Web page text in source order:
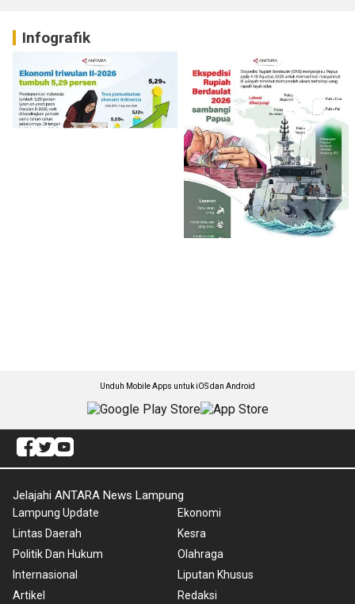
Infografik
Unduh Mobile Apps untuk iOS dan Android
Jelajahi ANTARA News Lampung
Lampung Update
Lintas Daerah
Politik Dan Hukum
Internasional
Artikel
Ekonomi
Kesra
Olahraga
Liputan Khusus
Redaksi